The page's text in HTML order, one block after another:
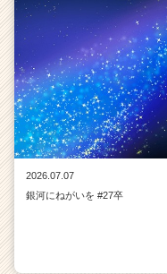
2026.07.07
銀河にねがいを #27卒